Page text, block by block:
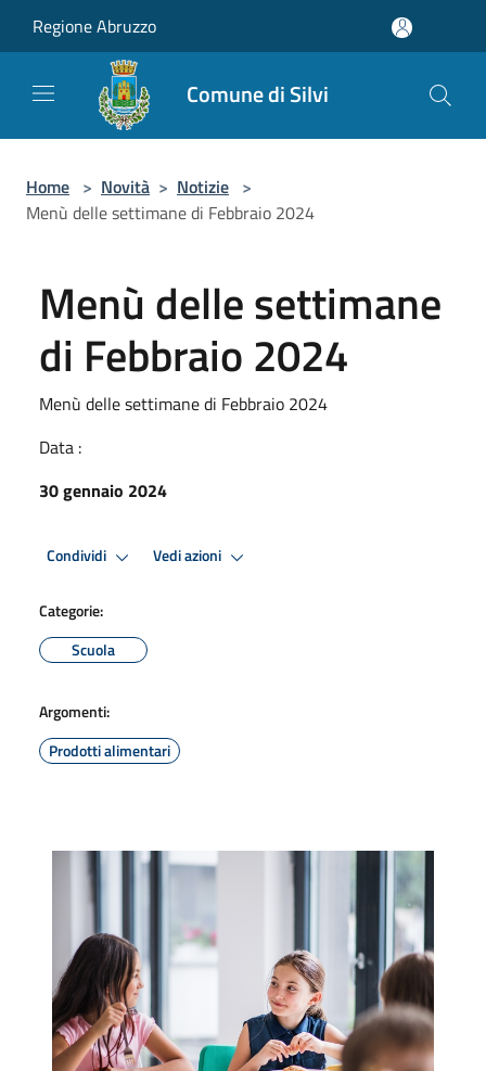
Regione Abruzzo
Comune di Silvi
Home > Novità > Notizie >
Menù delle settimane di Febbraio 2024
Menù delle settimane
di Febbraio 2024
Menù delle settimane di Febbraio 2024
Data :
30 gennaio 2024
Condividi Vedi azioni
Categorie:
Scuola
Argomenti:
Prodotti alimentari